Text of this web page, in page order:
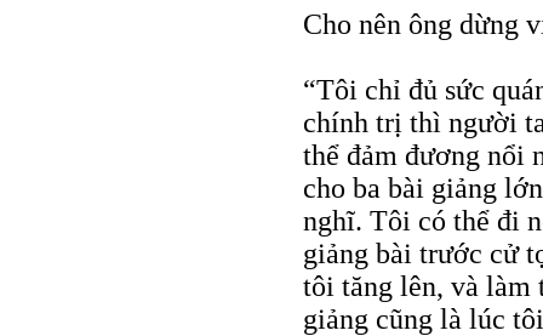
Cho nên ông dừng
“Tôi chỉ đủ sức
chính trị thì người
thể đảm đương nổi
cho ba bài giảng
nghĩ. Tôi có thể đi
giảng bài trước cử
tôi tăng lên, và làm
giảng cũng là lúc